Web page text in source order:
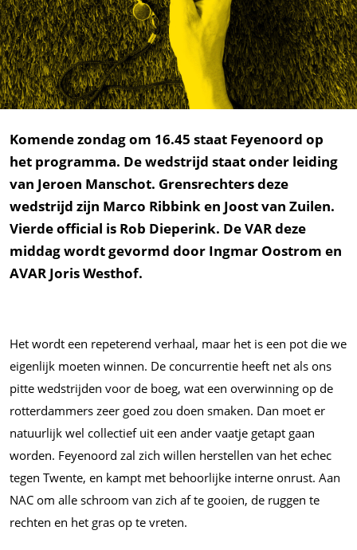
Komende zondag om 16.45 staat Feyenoord op
het programma. De wedstrijd staat onder leiding
van Jeroen Manschot. Grensrechters deze
wedstrijd zijn Marco Ribbink en Joost van Zuilen.
Vierde official is Rob Dieperink. De VAR deze
middag wordt gevormd door Ingmar Oostrom en
AVAR Joris Westhof.
Het wordt een repeterend verhaal, maar het is een pot die we
eigenlijk moeten winnen. De concurrentie heeft net als ons
pitte wedstrijden voor de boeg, wat een overwinning op de
rotterdammers zeer goed zou doen smaken. Dan moet er
natuurlijk wel collectief uit een ander vaatje getapt gaan
worden. Feyenoord zal zich willen herstellen van het echec
tegen Twente, en kampt met behoorlijke interne onrust. Aan
NAC om alle schroom van zich af te gooien, de ruggen te
rechten en het gras op te vreten.